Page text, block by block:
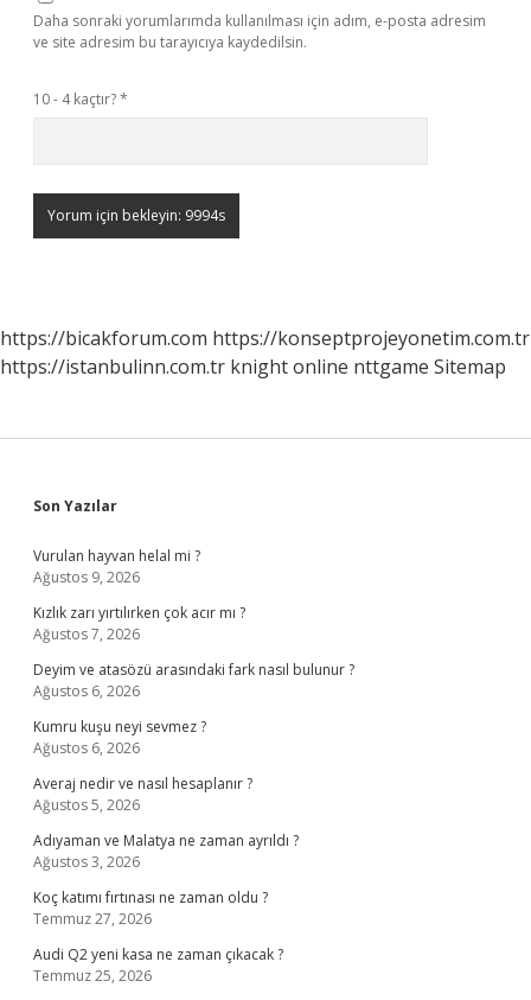
Daha sonraki yorumlarımda kullanılması için adım, e-posta adresim
ve site adresim bu tarayıcıya kaydedilsin.
10 - 4 kaçtır?*
https://bicakforum.com https://konseptprojeyonetim.com.tr
https://istanbulinn.com.tr knight online nttgame Sitemap
Sidebar
Son Yazılar
Vurulan hayvan helal mi ?
Ağustos 9, 2026
Kızlık zarı yırtılırken çok acır mı ?
Ağustos 7, 2026
Deyim ve atasözü arasındaki fark nasıl bulunur ?
Ağustos 6, 2026
Kumru kuşu neyi sevmez ?
Ağustos 6, 2026
Averaj nedir ve nasıl hesaplanır ?
Ağustos 5, 2026
Adıyaman ve Malatya ne zaman ayrıldı ?
Ağustos 3, 2026
Koç katımı fırtınası ne zaman oldu ?
Temmuz 27, 2026
Audi Q2 yeni kasa ne zaman çıkacak ?
Temmuz 25, 2026